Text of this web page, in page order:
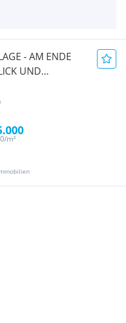
- AM ENDE
UND
m²